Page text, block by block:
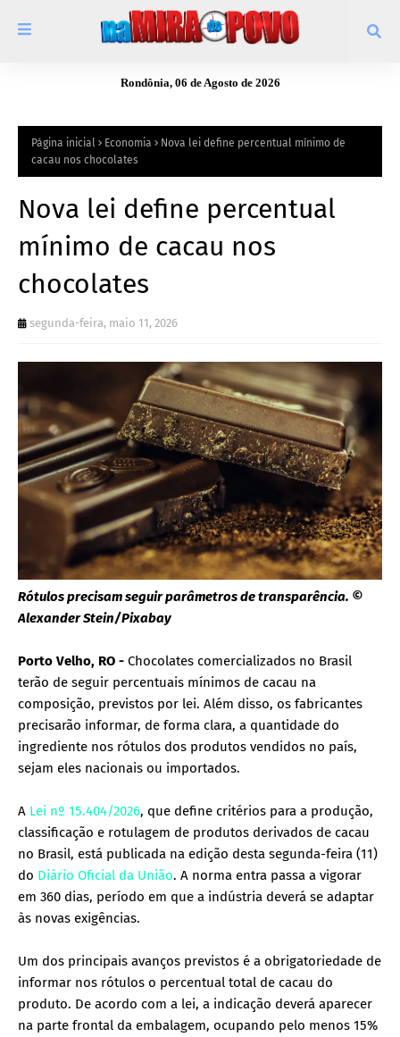
Rondônia, 06 de Agosto de 2026
Página inicial Economia
Nova lei define percentual mínimo de
cacau nos chocolates
Nova lei define percentual
mínimo de cacau nos
chocolates
segunda-feira, maio 11, 2026
Rótulos precisam seguir parâmetros de transparência. ©
Alexander Stein/Pixabay
Porto Velho, RO - Chocolates comercializados no Brasil
terão de seguir percentuais mínimos de cacau na
composição, previstos por lei. Além disso, os fabricantes
precisarão informar, de forma clara, a quantidade do
ingrediente nos rótulos dos produtos vendidos no país,
sejam eles nacionais ou importados.
A Lei nº 15.404/2026, que define critérios para a produção,
classificação e rotulagem de produtos derivados de cacau
no Brasil, está publicada na edição desta segunda-feira (11)
do Diário Oficial da União. A norma entra passa a vigorar
em 360 dias, período em que a indústria deverá se adaptar
às novas exigências.
Um dos principais avanços previstos é a obrigatoriedade de
informar nos rótulos o percentual total de cacau do
produto. De acordo com a lei, a indicação deverá aparecer
na parte frontal da embalagem, ocupando pelo menos 15%